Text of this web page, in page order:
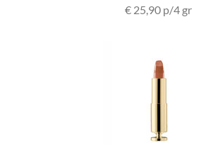
€ 25,90 p/4 gr